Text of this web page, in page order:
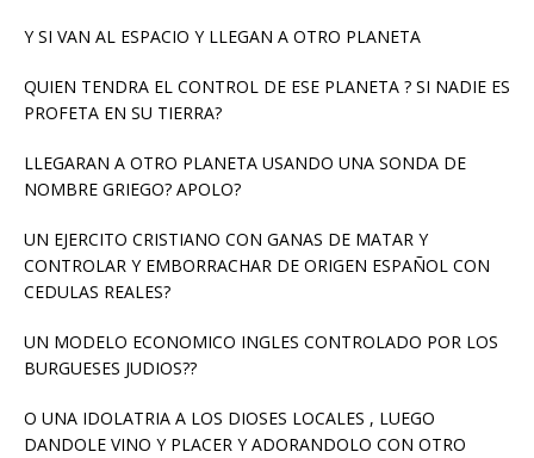
Y SI VAN AL ESPACIO Y LLEGAN A OTRO PLANETA
QUIEN TENDRA EL CONTROL DE ESE PLANETA ? SI NADIE ES
PROFETA EN SU TIERRA?
LLEGARAN A OTRO PLANETA USANDO UNA SONDA DE
NOMBRE GRIEGO? APOLO?
UN EJERCITO CRISTIANO CON GANAS DE MATAR Y
CONTROLAR Y EMBORRACHAR DE ORIGEN ESPAÑOL CON
CEDULAS REALES?
UN MODELO ECONOMICO INGLES CONTROLADO POR LOS
BURGUESES JUDIOS??
O UNA IDOLATRIA A LOS DIOSES LOCALES , LUEGO
DANDOLE VINO Y PLACER Y ADORANDOLO CON OTRO